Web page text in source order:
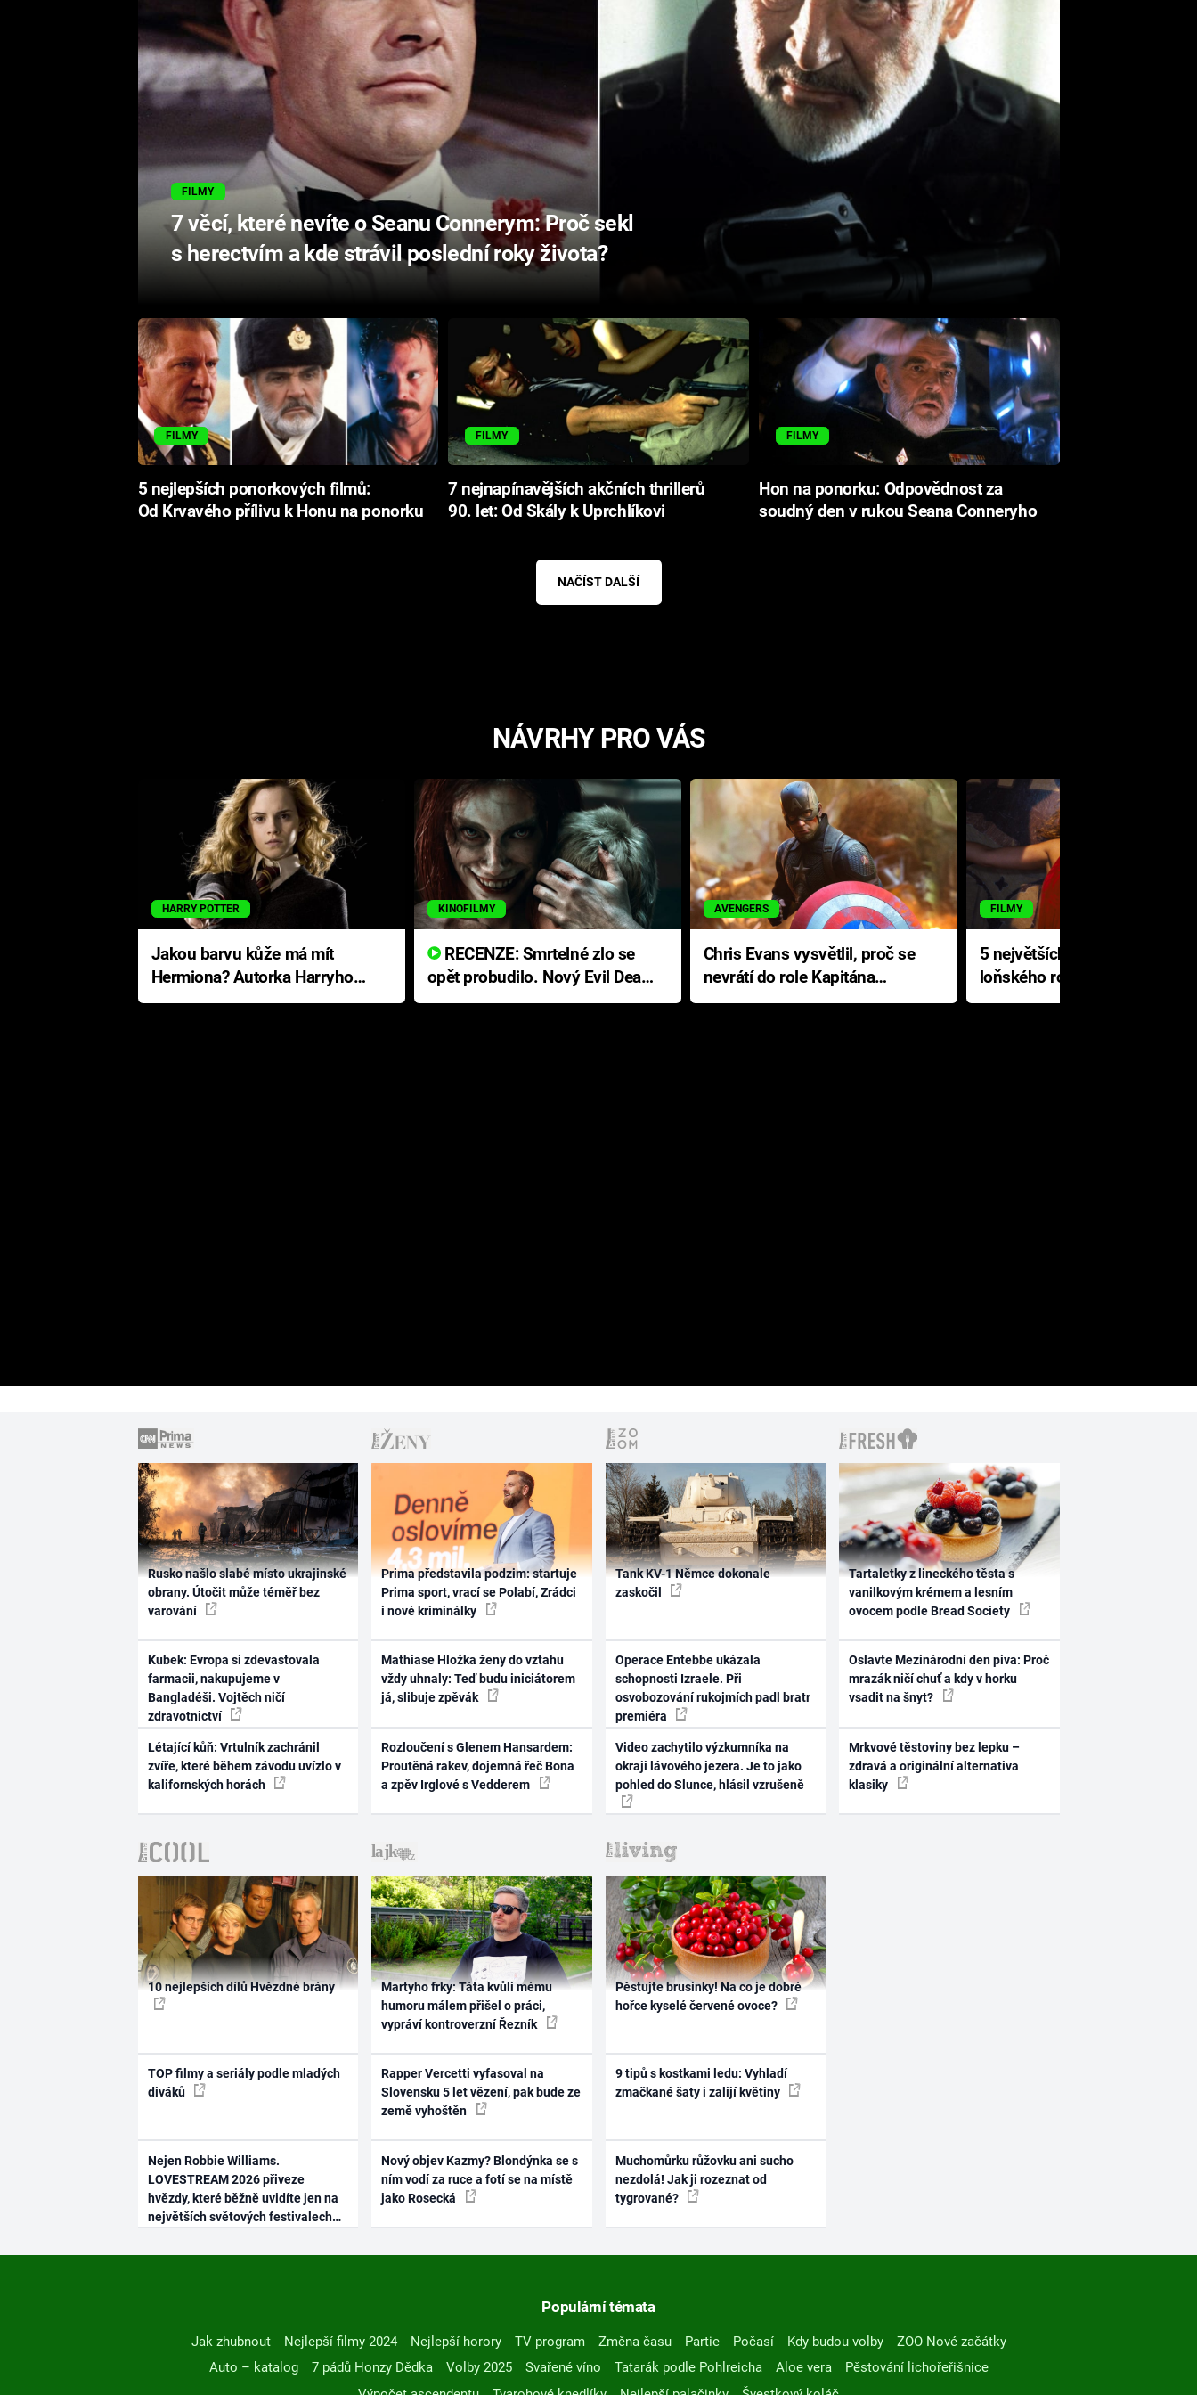
FILMY
7 věcí, které nevíte o Seanu Connerym: Proč sekl
s herectvím a kde strávil poslední roky života?
FILMY
5 nejlepších ponorkových filmů:
Od Krvavého přílivu k Honu na ponorku
FILMY
7 nejnapínavějších akčních thrillerů
90. let: Od Skály k Uprchlíkovi
FILMY
Hon na ponorku: Odpovědnost za
soudný den v rukou Seana Conneryho
NAČÍST DALŠÍ
NÁVRHY PRO VÁS
HARRY POTTER
Jakou barvu kůže má mít
Hermiona? Autorka Harryho
Pottera přišla s ráznou
KINOFILMY
RECENZE: Smrtelné zlo se
opět probudilo. Nový Evil Dead
přichází s neodolatelnou
AVENGERS
Chris Evans vysvětlil, proč se
nevrátí do role Kapitána
Ameriky
FILMY
5 největších propadáků
loňského roku: Disney na
jediné katastrofě prodělal 200
Rusko našlo slabé místo ukrajinské
obrany. Útočit může téměř bez
varování
Kubek: Evropa si zdevastovala
farmacii, nakupujeme v
Bangladéši. Vojtěch ničí
zdravotnictví
Létající kůň: Vrtulník zachránil
zvíře, které během závodu uvízlo v
kalifornských horách
Prima představila podzim: startuje
Prima sport, vrací se Polabí, Zrádci
i nové kriminálky
Mathiase Hložka ženy do vztahu
vždy uhnaly: Teď budu iniciátorem
já, slibuje zpěvák
Rozloučení s Glenem Hansardem:
Proutěná rakev, dojemná řeč Bona
a zpěv Irglové s Vedderem
Tank KV-1 Němce dokonale
zaskočil
Operace Entebbe ukázala
schopnosti Izraele. Při
osvobozování rukojmích padl bratr
premiéra
Video zachytilo výzkumníka na
okraji lávového jezera. Je to jako
pohled do Slunce, hlásil vzrušeně
Tartaletky z lineckého těsta s
vanilkovým krémem a lesním
ovocem podle Bread Society
Oslavte Mezinárodní den piva: Proč
mrazák ničí chuť a kdy v horku
vsadit na šnyt?
Mrkvové těstoviny bez lepku –
zdravá a originální alternativa
klasiky
10 nejlepších dílů Hvězdné brány
TOP filmy a seriály podle mladých
diváků
Nejen Robbie Williams.
LOVESTREAM 2026 přiveze
hvězdy, které běžně uvidíte jen na
největších světových festivalech
Martyho frky: Táta kvůli mému
humoru málem přišel o práci,
vypráví kontroverzní Řezník
Rapper Vercetti vyfasoval na
Slovensku 5 let vězení, pak bude ze
země vyhoštěn
Nový objev Kazmy? Blondýnka se s
ním vodí za ruce a fotí se na místě
jako Rosecká
Pěstujte brusinky! Na co je dobré
hořce kyselé červené ovoce?
9 tipů s kostkami ledu: Vyhladí
zmačkané šaty i zalijí květiny
Muchomůrku růžovku ani sucho
nezdolá! Jak ji rozeznat od
tygrované?
Populární témata
Jak zhubnout Nejlepší filmy 2024 Nejlepší horory TV program Změna času Partie Počasí Kdy budou volby
ZOO Nové začátky
Auto – katalog
7 pádů Honzy Dědka Volby 2025 Svařené víno Tatarák podle Pohlreicha Aloe vera
Pěstování lichořeřišnice